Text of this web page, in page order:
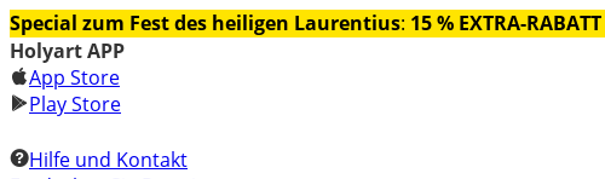
Special zum Fest des heiligen Laurentius: 15 % EXTRA-RABATT
Holyart APP
App Store
Play Store
Hilfe und Kontakt